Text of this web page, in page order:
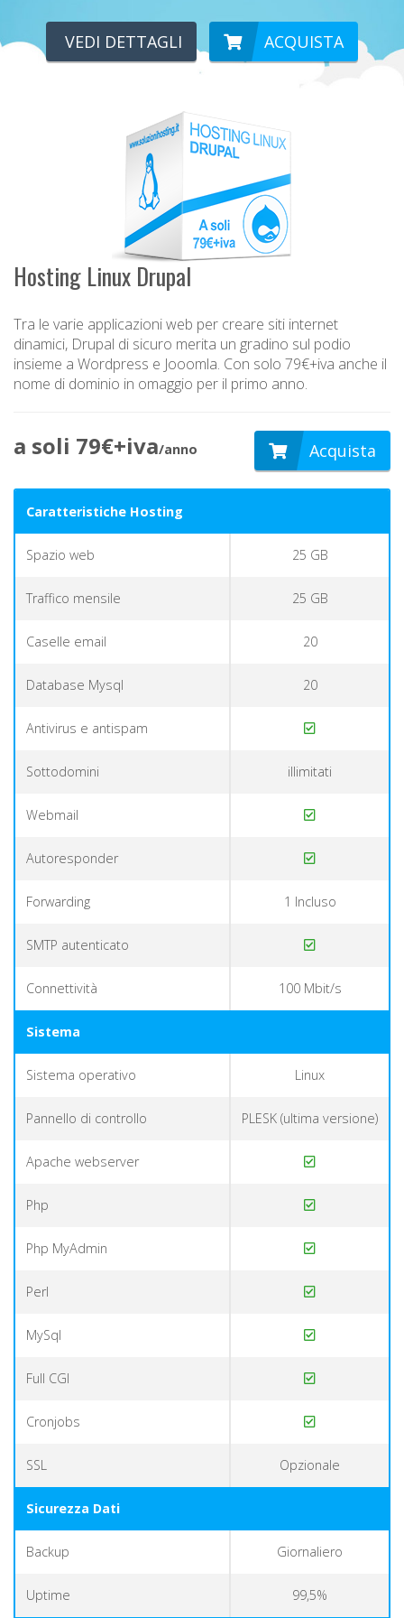
VEDI DETTAGLI ACQUISTA
Hosting Linux Drupal
Tra le varie applicazioni web per creare siti internet
dinamici, Drupal di sicuro merita un gradino sul podio
insieme a Wordpress e Jooomla. Con solo 79€+iva anche il
nome di dominio in omaggio per il primo anno.
a soli 79€+iva/anno Acquista
Caratteristiche Hosting
Spazio web 25 GB
Traffico mensile 25 GB
Caselle email 20
Database Mysql 20
Antivirus e antispam
Sottodomini illimitati
Webmail
Autoresponder
Forwarding 1 Incluso
SMTP autenticato
Connettività 100 Mbit/s
Sistema
Sistema operativo Linux
Pannello di controllo PLESK (ultima versione)
Apache webserver
Php
Php MyAdmin
Perl
MySql
Full CGI
Cronjobs
SSL Opzionale
Sicurezza Dati
Backup Giornaliero
Uptime 99,5%